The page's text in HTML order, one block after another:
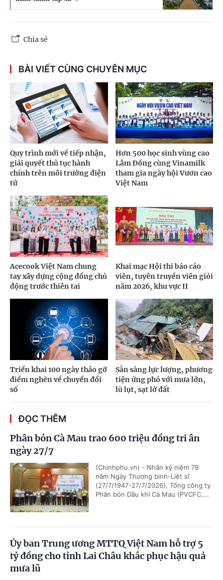
Chia sẻ
BÀI VIẾT CÙNG CHUYÊN MỤC
Quy trình mới về tiếp nhận,
giải quyết thủ tục hành
chính trên môi trường điện
tử
Hơn 500 học sinh vùng cao
Lâm Đồng cùng Vinamilk
tham gia ngày hội Vươn cao
Việt Nam
Acecook Việt Nam chung
tay xây dựng cộng đồng chủ
động trước thiên tai
Khai mạc Hội thi báo cáo
viên, tuyên truyền viên giỏi
năm 2026, khu vực II
Triển khai 100 ngày tháo gỡ
điểm nghẽn về chuyển đổi
số
Sẵn sàng lực lượng, phương
tiện ứng phó với mưa lớn,
lũ lụt, sạt lở đất
ĐỌC THÊM
Phân bón Cà Mau trao 600 triệu đồng tri ân
ngày 27/7
(Chinhphu.vn) - Nhân kỷ niệm 79
năm Ngày Thương binh-Liệt sĩ
(27/7/1947-27/7/2026), Tổng công ty
Phân bón Dầu khí Cà Mau (PVCFC,...
Ủy ban Trung ương MTTQ Việt Nam hỗ trợ 5
tỷ đồng cho tỉnh Lai Châu khắc phục hậu quả
mưa lũ